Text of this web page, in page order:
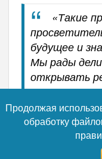
«Такие
будущее и
Мы рады
открывать
и
желанные
запомнятся
открытий,
Продолжая
обработку